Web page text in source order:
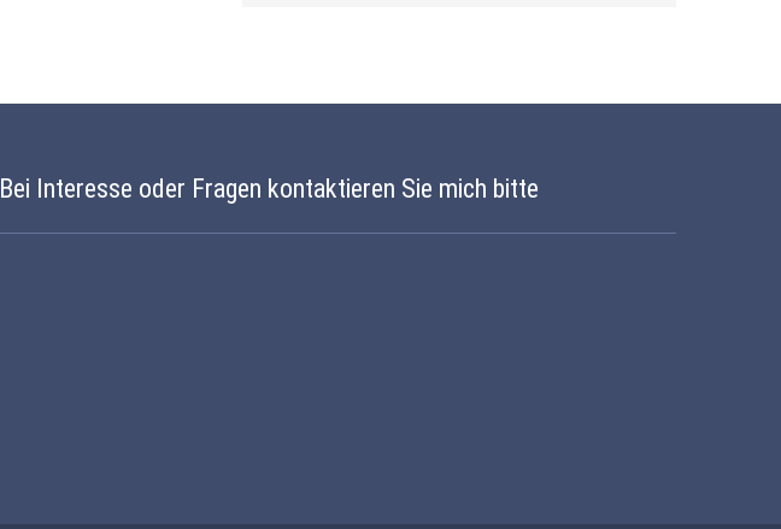
Bei Interesse oder Fragen kontaktieren Sie mich bitte